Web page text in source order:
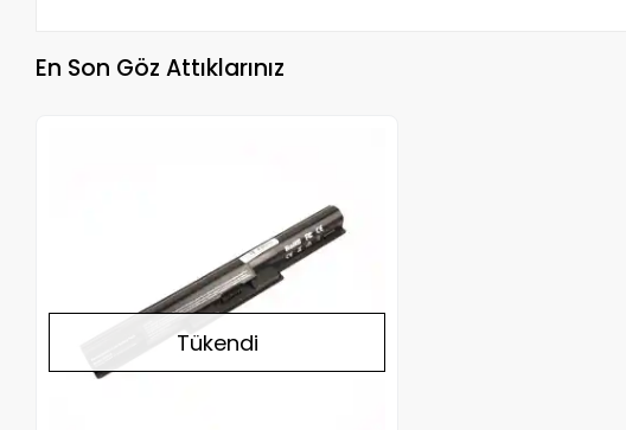
En Son Göz Attıklarınız
Tükendi